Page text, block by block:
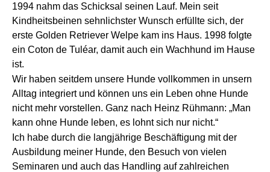
1994 nahm das Schicksal seinen Lauf. Mein seit
Kindheitsbeinen sehnlichster Wunsch erfüllte sich, der
erste Golden Retriever Welpe kam ins Haus. 1998 folgte
ein Coton de Tuléar, damit auch ein Wachhund im Hause
ist.
Wir haben seitdem unsere Hunde vollkommen in unsern
Alltag integriert und können uns ein Leben ohne Hunde
nicht mehr vorstellen. Ganz nach Heinz Rühmann: „Man
kann ohne Hunde leben, es lohnt sich nur nicht.“
Ich habe durch die langjährige Beschäftigung mit der
Ausbildung meiner Hunde, den Besuch von vielen
Seminaren und auch das Handling auf zahlreichen